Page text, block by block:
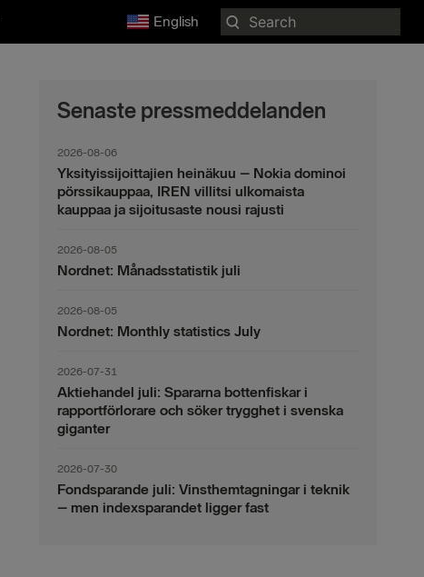
English
Search
for:
Senaste pressmeddelanden
2026-08-06
Yksityissijoittajien heinäkuu – Nokia dominoi
pörssikauppaa, IREN villitsi ulkomaista
kauppaa ja sijoitusaste nousi rajusti
2026-08-05
Nordnet: Månadsstatistik juli
2026-08-05
Nordnet: Monthly statistics July
2026-07-31
Aktiehandel juli: Spararna bottenfiskar i
rapportförlorare och söker trygghet i svenska
giganter
2026-07-30
Fondsparande juli: Vinsthemtagningar i teknik
– men indexsparandet ligger fast